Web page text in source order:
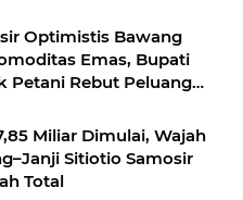
Optimistis Bawang
Emas, Bupati
Petani Rebut Peluang
Miliar Dimulai, Wajah
Sitiotio Samosir
Total